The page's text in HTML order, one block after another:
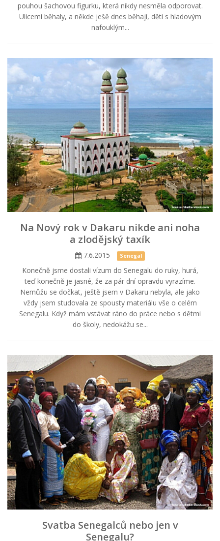
pouhou šachovou figurku, která nikdy nesměla odporovat.
Ulicemi běhaly, a někde ješě dnes běhají, děti s hladovým
nafouklým...
Na Nový rok v Dakaru nikde ani noha
a zlodějský taxík
7.6.2015 Senegal
Konečně jsme dostali vízum do Senegalu do ruky, hurá,
teď konečně je jasné, že za pár dní opravdu vyrazíme.
Nemůžu se dočkat, ještě jsem v Dakaru nebyla, ale jako
vždy jsem studovala ze spousty materiálu vše o celém
Senegalu. Když mám vstávat ráno do práce nebo s dětmi
do školy, nedokážu se...
Svatba Senegalců nebo jen v
Senegalu?